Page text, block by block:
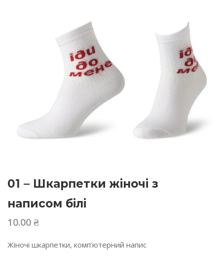
01 – Шкарпетки жіночі з
написом білі
10.00 ₴
Жіночі шкарпетки, комп’ютерний напис